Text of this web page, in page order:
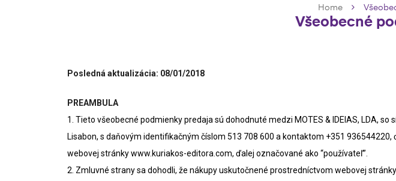
Home
Všeobecné
Posledná aktualizácia: 08/01/2018
PREAMBULA
1. Tieto všeobecné podmienky predaja sú dohodnuté medzi MOTES & IDEIAS, LDA,
Lisabon, s daňovým identifikačným číslom 513 708 600 a kontaktom +351
webovej stránky www.kuriakos-editora.com, ďalej označované ako “používateľ”.
2. Zmluvné strany sa dohodli, že nákupy uskutočnené prostredníctvom webovej stránky